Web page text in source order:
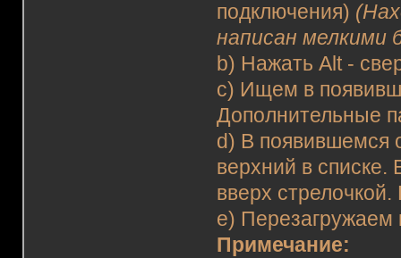
подключения)
написан мелкими
b) Нажать Alt -
c) Ищем в
Дополнительные
d) В появившемся
верхний в списке.
вверх
e)
Примечание: